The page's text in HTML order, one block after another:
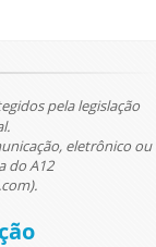
pela legislação
eletrônico ou
do A12